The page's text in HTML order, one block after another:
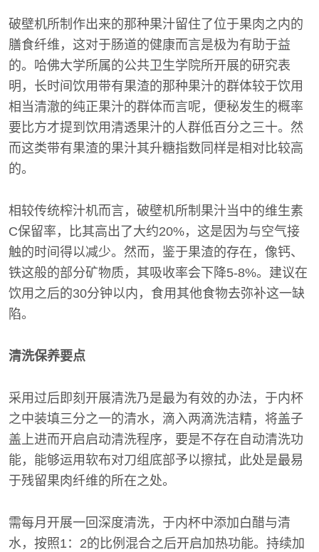
破壁机所制作出来的那种果汁留住了位于果肉之内的
膳食纤维，这对于肠道的健康而言是极为有助于益
的。哈佛大学所属的公共卫生学院所开展的研究表
明，长时间饮用带有果渣的那种果汁的群体较于饮用
相当清澈的纯正果汁的群体而言呢，便秘发生的概率
要比方才提到饮用清透果汁的人群低百分之三十。然
而这类带有果渣的果汁其升糖指数同样是相对比较高
的。
相较传统榨汁机而言，破壁机所制果汁当中的维生素
C保留率，比其高出了大约20%，这是因为与空气接
触的时间得以减少。然而，鉴于果渣的存在，像钙、
铁这般的部分矿物质，其吸收率会下降5-8%。建议在
饮用之后的30分钟以内，食用其他食物去弥补这一缺
陷。
清洗保养要点
采用过后即刻开展清洗乃是最为有效的办法，于内杯
之中装填三分之一的清水，滴入两滴洗洁精，将盖子
盖上进而开启启动清洗程序，要是不存在自动清洗功
能，能够运用软布对刀组底部予以擦拭，此处是最易
于残留果肉纤维的所在之处。
需每月开展一回深度清洗，于内杯中添加白醋与清
水，按照1：2的比例混合之后开启加热功能。持续加